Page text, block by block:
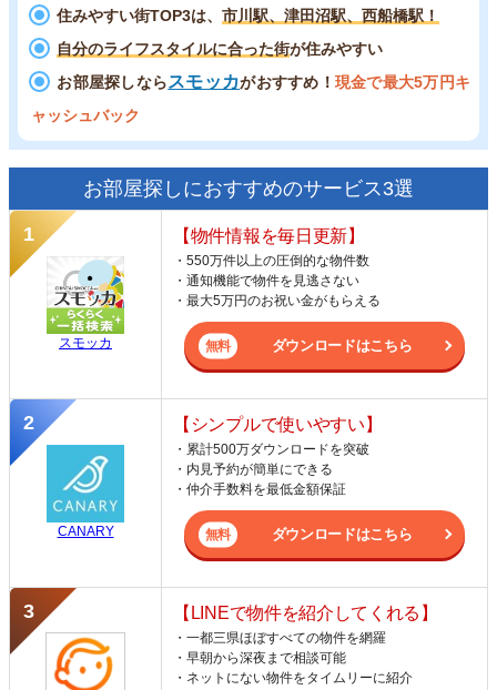
住みやすい街TOP3は、 市川駅、津田沼駅、西船橋駅！
自分のライフスタイルに合った街が住みやすい
お部屋探しならスモッカがおすすめ！ 現金で最大5万円キ
ャッシュバック
お部屋探しにおすすめのサービス3選
スモッカ
【物件情報を毎日更新】
・550万件以上の圧倒的な物件数
・通知機能で物件を見逃さない
・最大5万円のお祝い金がもらえる
ダウンロードはこちら
CANARY
【シンプルで使いやすい】
・累計500万ダウンロードを突破
・内見予約が簡単にできる
・仲介手数料を最低金額保証
ダウンロードはこちら
【LINEで物件を紹介してくれる】
・一都三県ほぼすべての物件を網羅
・早朝から深夜まで相談可能
・ネットにない物件をタイムリーに紹介